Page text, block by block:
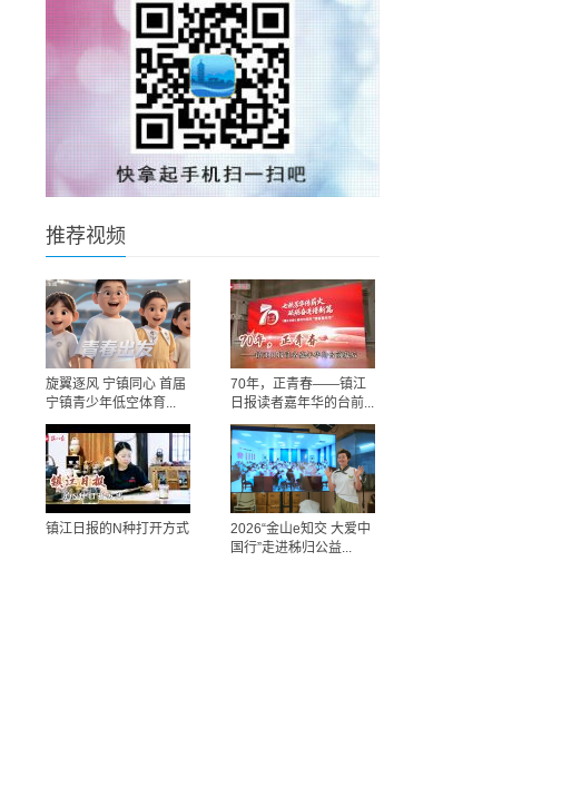
推荐视频
旋翼逐风 宁镇同心 首届
宁镇青少年低空体育...
70年，正青春——镇江
日报读者嘉年华的台前...
镇江日报的N种打开方式
2026“金山e知交 大爱中
国行”走进秭归公益...